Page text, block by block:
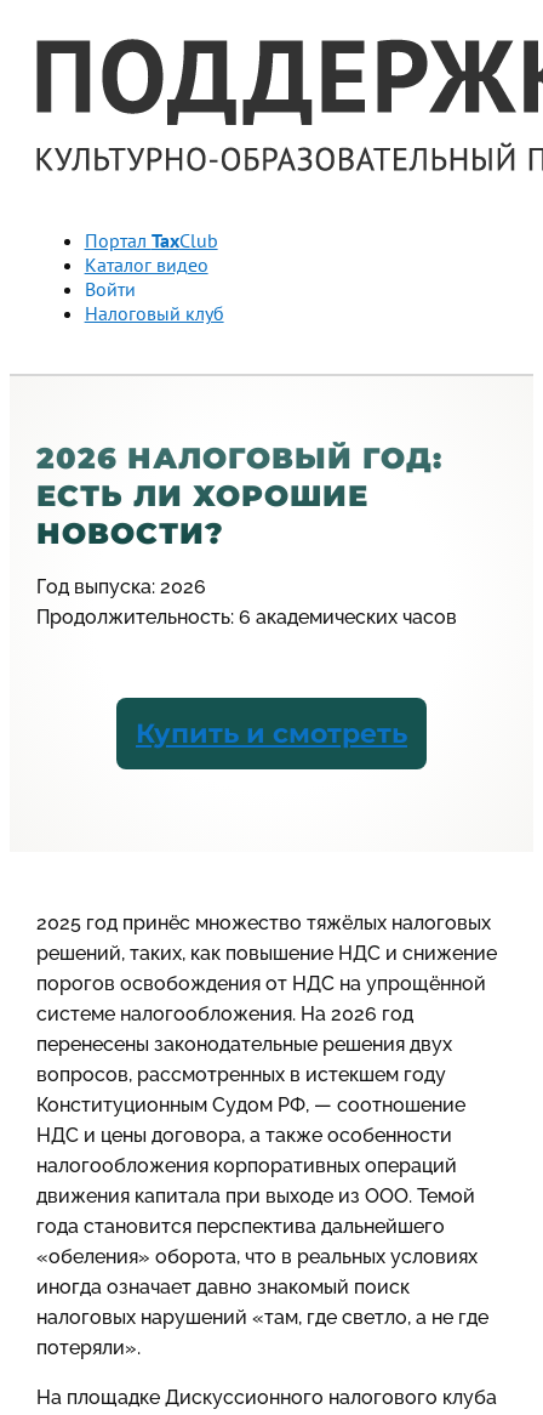
Портал TaxClub
Каталог видео
Войти
Налоговый клуб
2026 НАЛОГОВЫЙ ГОД:
ЕСТЬ ЛИ ХОРОШИЕ
НОВОСТИ?
Год выпуска: 2026
Продолжительность: 6 академических часов
Купить и смотреть
2025 год принёс множество тяжёлых налоговых
решений, таких, как повышение НДС и снижение
порогов освобождения от НДС на упрощённой
системе налогообложения. На 2026 год
перенесены законодательные решения двух
вопросов, рассмотренных в истекшем году
Конституционным Судом РФ, — соотношение
НДС и цены договора, а также особенности
налогообложения корпоративных операций
движения капитала при выходе из ООО. Темой
года становится перспектива дальнейшего
«обеления» оборота, что в реальных условиях
иногда означает давно знакомый поиск
налоговых нарушений «там, где светло, а не где
потеряли».
На площадке Дискуссионного налогового клуба